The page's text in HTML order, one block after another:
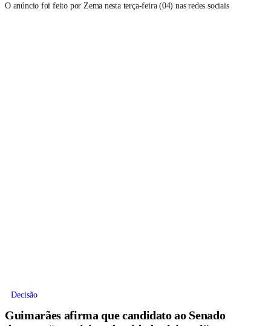
O anúncio foi feito por Zema nesta terça-feira (04) nas redes sociais
Decisão
Guimarães afirma que candidato ao Senado